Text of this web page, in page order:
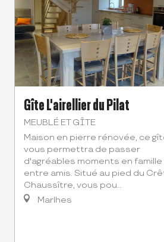
Gîte L'airellier du Pilat
MEUBLÉ ET GÎTE
Maison en pierre rénovée, ce
vous permettra de passer
d'agréables moments en famille
entre amis. Situé au pied du
Chaussître, vous pou...
Marlhes